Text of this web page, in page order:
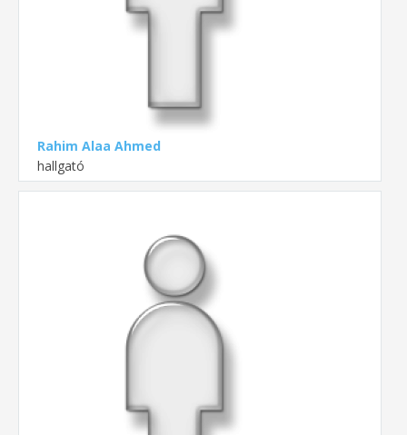
Rahim Alaa Ahmed
hallgató